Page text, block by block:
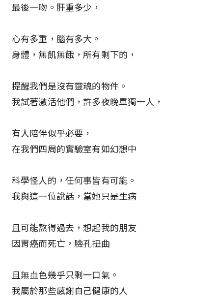
最後一吻。肝重多少，
心有多重，腦有多大。
身體，無飢無餓，所有剩下的，
提醒我們是沒有靈魂的物件。
我試著激活他們，許多夜晚單獨一人，
有人陪伴似乎必要，
在我們四周的實驗室有如幻想中
科學怪人的，任何事皆有可能。
我與這一位說話，當她只是生病
且可能熬得過去，想起我的朋友
因胃癌而死亡，臉孔扭曲
且無血色幾乎只剩一口氣。
我屬於那些感謝自己健康的人